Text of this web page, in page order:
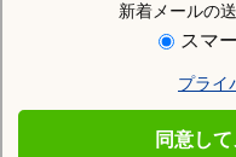
新着メールの
スマ
プライ
同意し
住む街研究所で東根市